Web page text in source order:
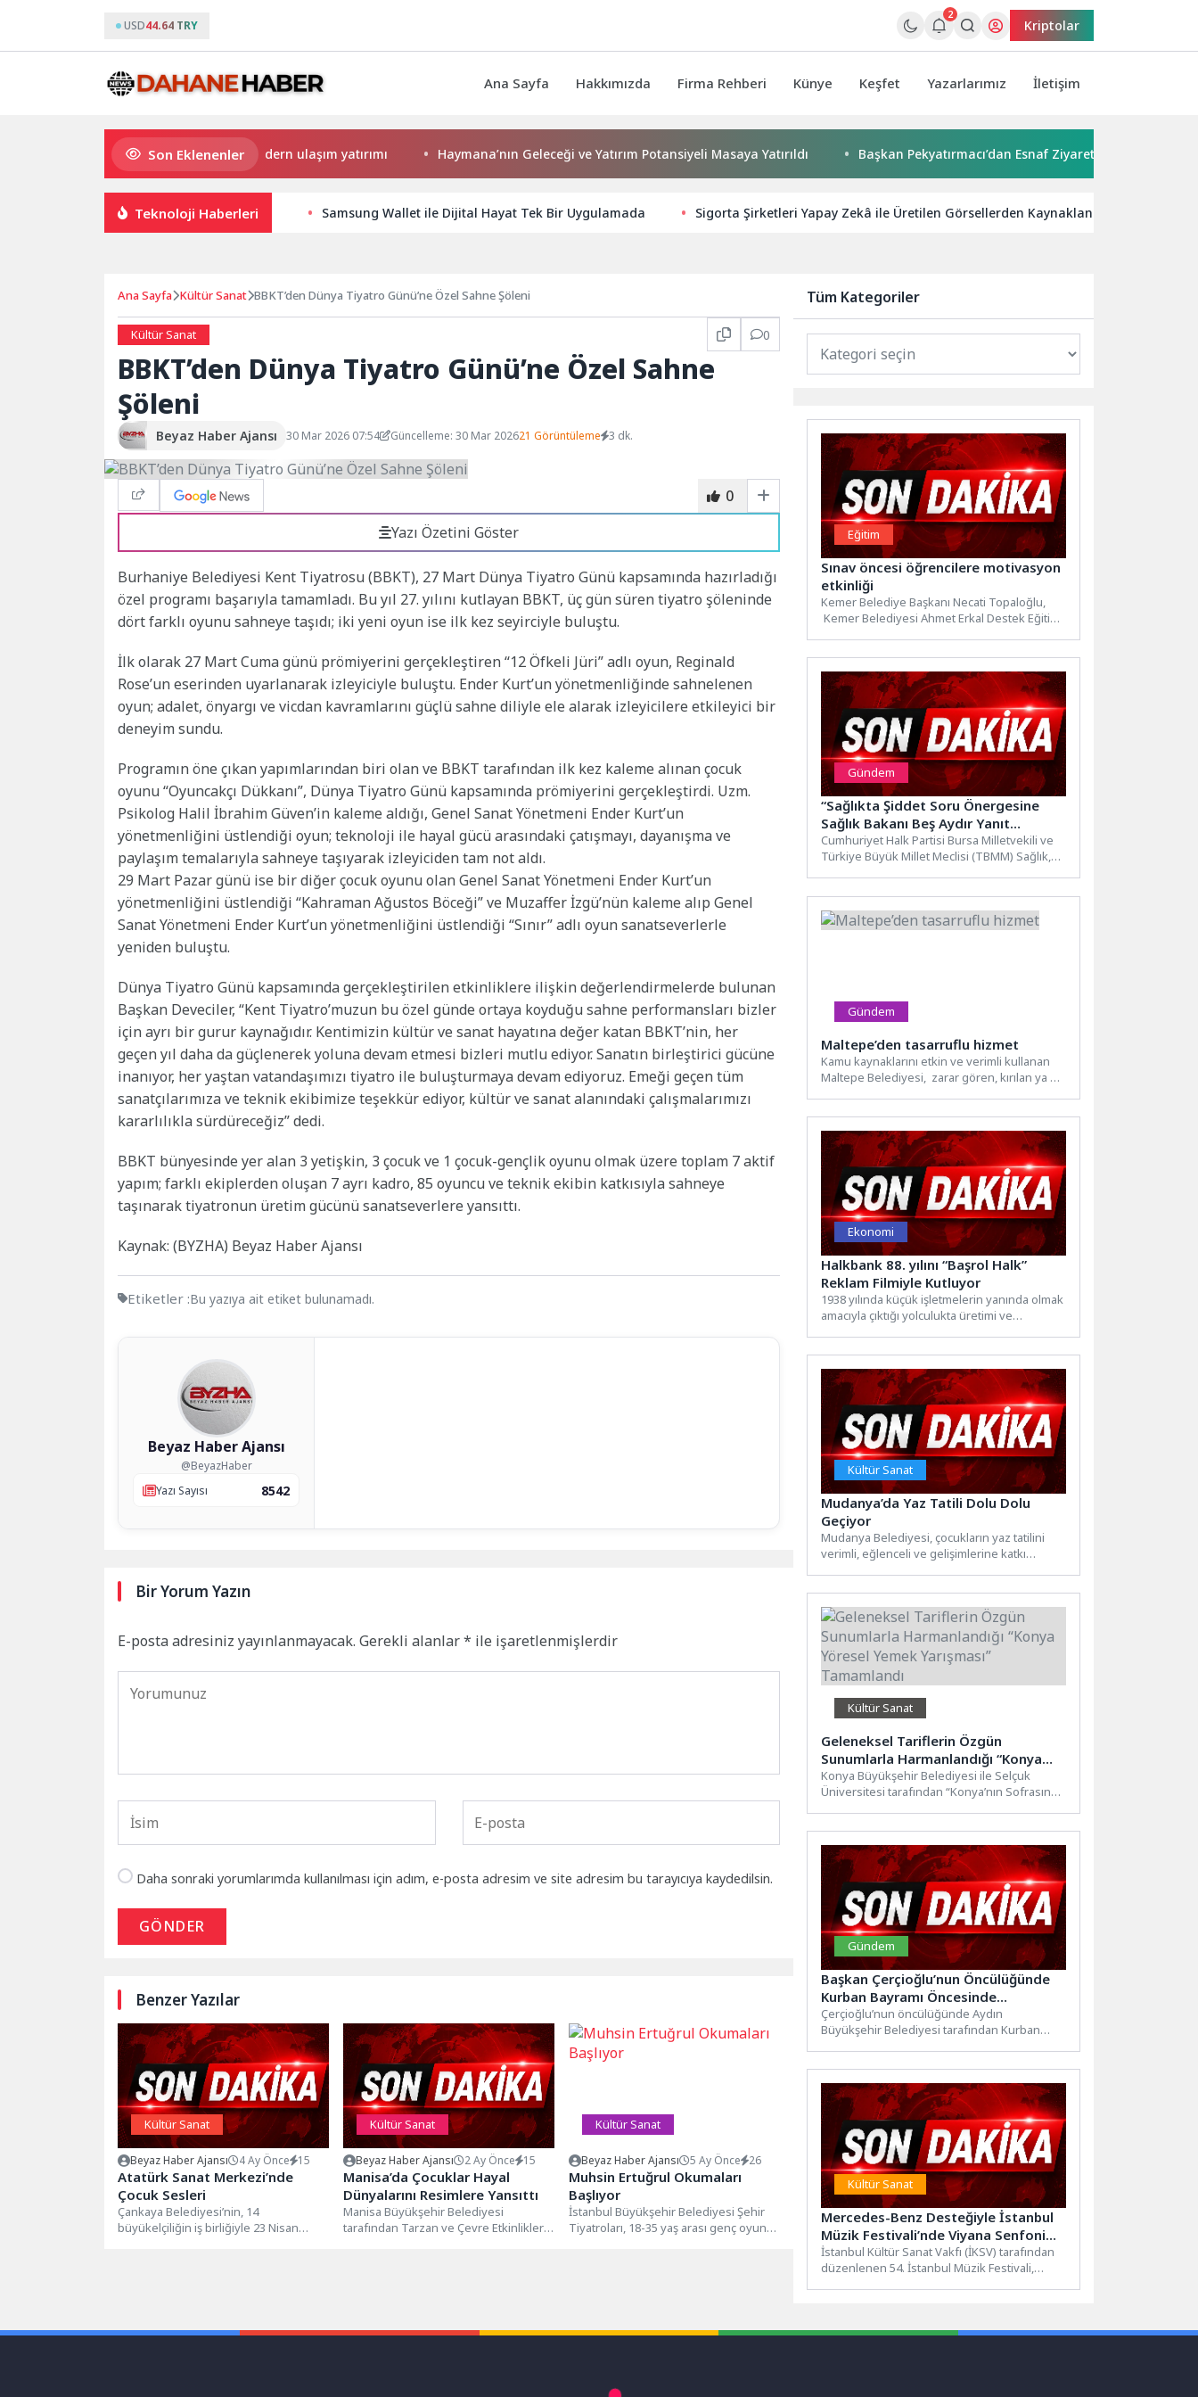
USD44.64 TRY
2
Kriptolar
Ana Sayfa Hakkımızda Firma Rehberi Künye Keşfet Yazarlarımız İletişim
Son Eklenenler
Büyükşehir’den Darıca’ya modern ulaşım yatırımı Haymana’nın Geleceği ve Yatırım Potansiyeli Masaya Yatırıldı Başkan Pekyatırmacı’dan Esnaf Ziyareti
Teknoloji Haberleri Samsung Wallet ile Dijital Hayat Tek Bir Uygulamada Sigorta Şirketleri Yapay Zekâ ile Üretilen Görsellerden Kaynaklanan Yeni
Ana Sayfa Kültür Sanat BBKT’den Dünya Tiyatro Günü’ne Özel Sahne Şöleni
Kültür Sanat 0
BBKT’den Dünya Tiyatro Günü’ne Özel Sahne
Şöleni
Beyaz Haber Ajansı 30 Mar 2026 07:54 Güncelleme: 30 Mar 202621 Görüntüleme 3 dk.
0
Yazı Özetini Göster
Burhaniye Belediyesi Kent Tiyatrosu (BBKT), 27 Mart Dünya Tiyatro Günü kapsamında hazırladığı
özel programı başarıyla tamamladı. Bu yıl 27. yılını kutlayan BBKT, üç gün süren tiyatro şöleninde
dört farklı oyunu sahneye taşıdı; iki yeni oyun ise ilk kez seyirciyle buluştu.
İlk olarak 27 Mart Cuma günü prömiyerini gerçekleştiren “12 Öfkeli Jüri” adlı oyun, Reginald
Rose’un eserinden uyarlanarak izleyiciyle buluştu. Ender Kurt’un yönetmenliğinde sahnelenen
oyun; adalet, önyargı ve vicdan kavramlarını güçlü sahne diliyle ele alarak izleyicilere etkileyici bir
deneyim sundu.
Programın öne çıkan yapımlarından biri olan ve BBKT tarafından ilk kez kaleme alınan çocuk
oyunu “Oyuncakçı Dükkanı”, Dünya Tiyatro Günü kapsamında prömiyerini gerçekleştirdi. Uzm.
Psikolog Halil İbrahim Güven’in kaleme aldığı, Genel Sanat Yönetmeni Ender Kurt’un
yönetmenliğini üstlendiği oyun; teknoloji ile hayal gücü arasındaki çatışmayı, dayanışma ve
paylaşım temalarıyla sahneye taşıyarak izleyiciden tam not aldı.
29 Mart Pazar günü ise bir diğer çocuk oyunu olan Genel Sanat Yönetmeni Ender Kurt’un
yönetmenliğini üstlendiği “Kahraman Ağustos Böceği” ve Muzaffer İzgü’nün kaleme alıp Genel
Sanat Yönetmeni Ender Kurt’un yönetmenliğini üstlendiği “Sınır” adlı oyun sanatseverlerle
yeniden buluştu.
Dünya Tiyatro Günü kapsamında gerçekleştirilen etkinliklere ilişkin değerlendirmelerde bulunan
Başkan Deveciler, “Kent Tiyatro’muzun bu özel günde ortaya koyduğu sahne performansları bizler
için ayrı bir gurur kaynağıdır. Kentimizin kültür ve sanat hayatına değer katan BBKT’nin, her
geçen yıl daha da güçlenerek yoluna devam etmesi bizleri mutlu ediyor. Sanatın birleştirici gücüne
inanıyor, her yaştan vatandaşımızı tiyatro ile buluşturmaya devam ediyoruz. Emeği geçen tüm
sanatçılarımıza ve teknik ekibimize teşekkür ediyor, kültür ve sanat alanındaki çalışmalarımızı
kararlılıkla sürdüreceğiz” dedi.
BBKT bünyesinde yer alan 3 yetişkin, 3 çocuk ve 1 çocuk-gençlik oyunu olmak üzere toplam 7 aktif
yapım; farklı ekiplerden oluşan 7 ayrı kadro, 85 oyuncu ve teknik ekibin katkısıyla sahneye
taşınarak tiyatronun üretim gücünü sanatseverlere yansıttı.
Kaynak: (BYZHA) Beyaz Haber Ajansı
Etiketler :Bu yazıya ait etiket bulunamadı.
Beyaz Haber Ajansı
@BeyazHaber
Yazı Sayısı
8542
Bir Yorum Yazın
E-posta adresiniz yayınlanmayacak. Gerekli alanlar* ile işaretlenmişlerdir
Daha sonraki yorumlarımda kullanılması için adım, e-posta adresim ve site adresim bu tarayıcıya kaydedilsin.
GÖNDER
Benzer Yazılar
Kültür Sanat
Beyaz Haber Ajansı 4 Ay Önce 15
Atatürk Sanat Merkezi’nde
Çocuk Sesleri
Çankaya Belediyesi’nin, 14
büyükelçiliğin iş birliğiyle 23 Nisan
Kültür Sanat
Beyaz Haber Ajansı 2 Ay Önce 15
Manisa’da Çocuklar Hayal
Dünyalarını Resimlere Yansıttı
Manisa Büyükşehir Belediyesi
tarafından Tarzan ve Çevre Etkinlikleri
Kültür Sanat
Beyaz Haber Ajansı 5 Ay Önce 26
Muhsin Ertuğrul Okumaları
Başlıyor
İstanbul Büyükşehir Belediyesi Şehir
Tiyatroları, 18-35 yaş arası genç oyun
Tüm Kategoriler
Eğitim
Sınav öncesi öğrencilere motivasyon
etkinliği
Kemer Belediye Başkanı Necati Topaloğlu,
Kemer Belediyesi Ahmet Erkal Destek Eğitim
Gündem
“Sağlıkta Şiddet Soru Önergesine
Sağlık Bakanı Beş Aydır Yanıt
Vermedi !”
Cumhuriyet Halk Partisi Bursa Milletvekili ve
Türkiye Büyük Millet Meclisi (TBMM) Sağlık,
Gündem
Maltepe’den tasarruflu hizmet
Kamu kaynaklarını etkin ve verimli kullanan
Maltepe Belediyesi, zarar gören, kırılan ya da
Ekonomi
Halkbank 88. yılını “Başrol Halk”
Reklam Filmiyle Kutluyor
1938 yılında küçük işletmelerin yanında olmak
amacıyla çıktığı yolculukta üretimi ve
Kültür Sanat
Mudanya’da Yaz Tatili Dolu Dolu
Geçiyor
Mudanya Belediyesi, çocukların yaz tatilini
verimli, eğlenceli ve gelişimlerine katkı
Kültür Sanat
Geleneksel Tariflerin Özgün
Sunumlarla Harmanlandığı “Konya
Yöresel Yemek Yarışması”
Tamamlandı
Konya Büyükşehir Belediyesi ile Selçuk
Üniversitesi tarafından “Konya’nın Sofrasında
Gündem
Başkan Çerçioğlu’nun Öncülüğünde
Kurban Bayramı Öncesinde
Çalışmalar 24 Saat Devam Ediyor
Çerçioğlu’nun öncülüğünde Aydın
Büyükşehir Belediyesi tarafından Kurban
Kültür Sanat
Mercedes-Benz Desteğiyle İstanbul
Müzik Festivali’nde Viyana Senfoni
Rüzgarı Esti
İstanbul Kültür Sanat Vakfı (İKSV) tarafından
düzenlenen 54. İstanbul Müzik Festivali,